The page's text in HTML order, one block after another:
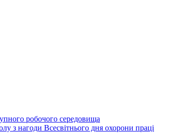
робочого середовища
з нагоди Всесвітнього дня охорони праці